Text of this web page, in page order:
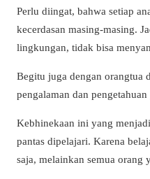
Perlu diingat, bahwa setiap
kecerdasan masing-masing.
lingkungan, tidak bisa
Begitu juga dengan orangtua
pengalaman dan
Kebhinekaan ini yang
pantas dipelajari. Karena
saja, melainkan semua orang